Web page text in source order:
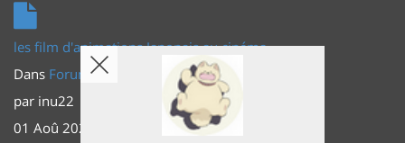
les film d'animations Japonais au cinéma
Dans Forum Principal
Actus (TV, vidéo, web)
par inu22
01 Aoû 2026 20:56